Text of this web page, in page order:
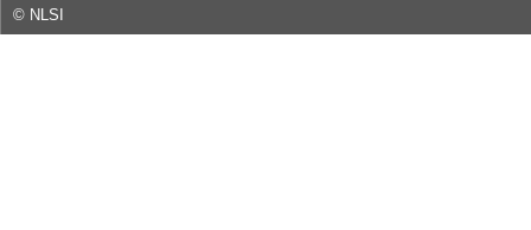
© NLSI